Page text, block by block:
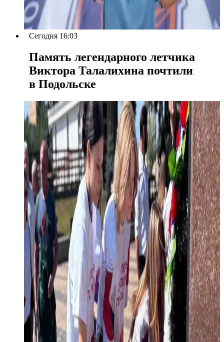
Сегодня 16:03
Память легендарного летчика
Виктора Талалихина почтили
в Подольске